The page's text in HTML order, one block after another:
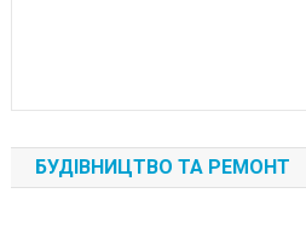
БУДІВНИЦТВО ТА РЕМОНТ